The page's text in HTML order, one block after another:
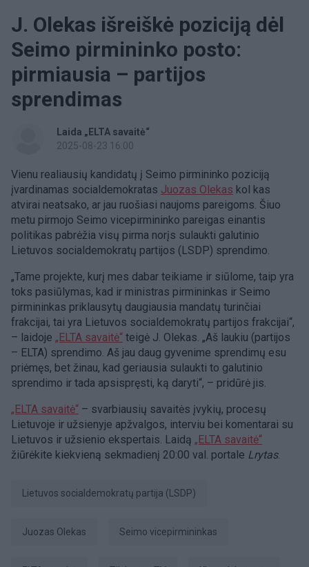
J. Olekas išreiškė poziciją dėl
Seimo pirmininko posto:
pirmiausia – partijos
sprendimas
Laida „ELTA savaitė“
2025-08-23 16:00
Vienu realiausių kandidatų į Seimo pirmininko poziciją
įvardinamas socialdemokratas Juozas Olekas kol kas
atvirai neatsako, ar jau ruošiasi naujoms pareigoms. Šiuo
metu pirmojo Seimo vicepirmininko pareigas einantis
politikas pabrėžia visų pirma norįs sulaukti galutinio
Lietuvos socialdemokratų partijos (LSDP) sprendimo.
„Tame projekte, kurį mes dabar teikiame ir siūlome, taip yra
toks pasiūlymas, kad ir ministras pirmininkas ir Seimo
pirmininkas priklausytų daugiausia mandatų turinčiai
frakcijai, tai yra Lietuvos socialdemokratų partijos frakcijai“,
– laidoje „ELTA savaitė“ teigė J. Olekas. „Aš laukiu (partijos
– ELTA) sprendimo. Aš jau daug gyvenime sprendimų esu
priėmęs, bet žinau, kad geriausia sulaukti to galutinio
sprendimo ir tada apsispręsti, ką daryti“, – pridūrė jis.
„ELTA savaitė“ – svarbiausių savaitės įvykių, procesų
Lietuvoje ir užsienyje apžvalgos, interviu bei komentarai su
Lietuvos ir užsienio ekspertais. Laidą „ELTA savaitė“
žiūrėkite kiekvieną sekmadienį 20:00 val. portale Lrytas.
Lietuvos socialdemokratų partija (LSDP)
Juozas Olekas Seimo vicepirmininkas